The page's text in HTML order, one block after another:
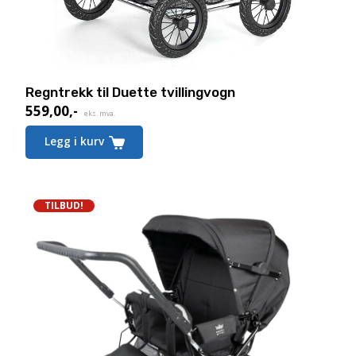
Regntrekk til Duette tvillingvogn
559,00,- eks. mva.
Legg i kurv
TILBUD!